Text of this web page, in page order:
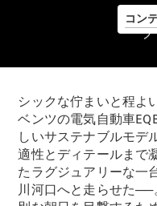
コン
プライバシ
ーポリシー
シックな佇まいと程よ
ベンツの電気自動車
しいサステナブルモデ
適性とディテールまで
たラグジュアリーな一
川河口へと走らせた